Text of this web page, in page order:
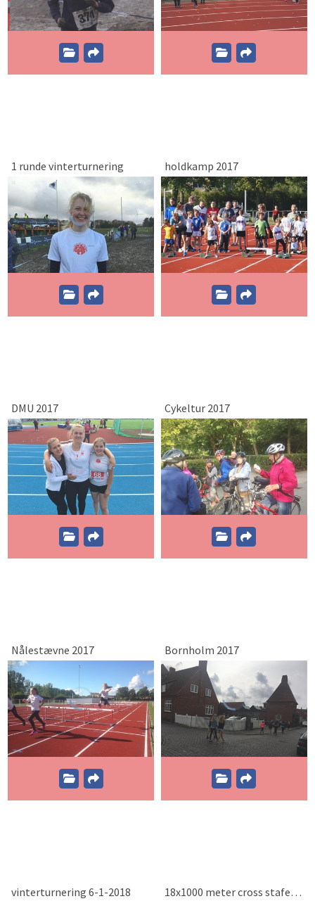
1 runde vinterturnering holdkamp 2017
DMU 2017 Cykeltur 2017
Nålestævne 2017 Bornholm 2017
vinterturnering 6-1-2018 18x1000 meter cross stafet 6-1-2018